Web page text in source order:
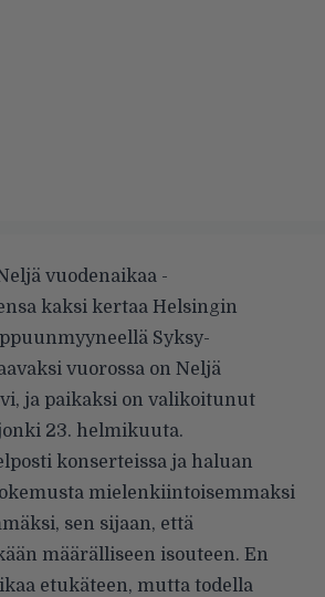
vuodenaikaa -
kaksi kertaa Helsingin
Syksy-
vuorossa on Neljä
ja paikaksi on valikoitunut
23. helmikuuta.
konserteissa ja haluan
mielenkiintoisemmaksi
sen sijaan, että
määrälliseen isouteen. En
etukäteen, mutta todella